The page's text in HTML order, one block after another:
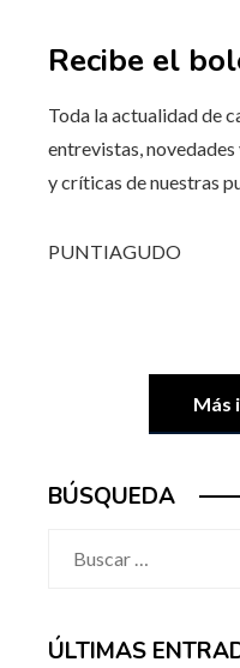
Recibe el
Toda la actualidad de
entrevistas, novedades
y críticas de nuestras
PUNTIAGUDO
Más
BÚSQUEDA
ÚLTIMAS